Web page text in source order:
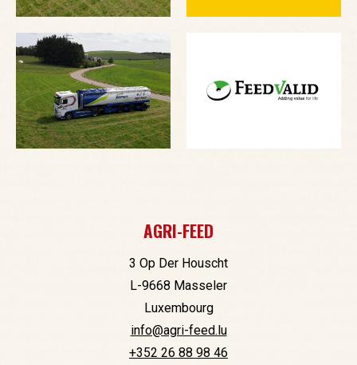
AGRI-FEED
3 Op Der Houscht
L-9668 Masseler
Luxembourg
info@agri-feed.lu
+352 26 88 98 46